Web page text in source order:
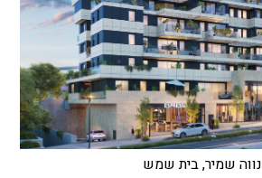
נווה שמיר, בית שמש